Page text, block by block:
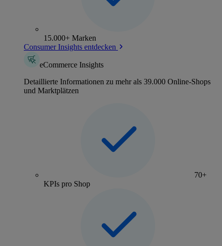
15.000+ Marken
Consumer Insights entdecken
eCommerce Insights
Detaillierte Informationen zu mehr als 39.000 Online-Shops
und Marktplätzen
70+
KPIs pro Shop